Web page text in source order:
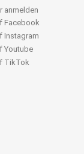
anmelden
Facebook
Instagram
Youtube
TikTok